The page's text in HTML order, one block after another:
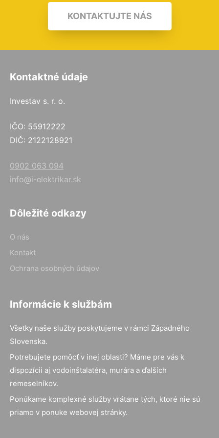
KONTAKTUJTE NÁS
Kontaktné údaje
Investav s. r. o.
IČO: 55912222
DIČ: 2122128921
0902 063 094
info@i-elektrikar.sk
Dôležité odkazy
O nás
Kontakt
Ochrana osobných údajov
Informácie k službám
Všetky naše služby poskytujeme v rámci Západného
Slovenska.
Potrebujete pomôcť v inej oblasti? Máme pre vás k
dispozícii aj vodoinštalatéra, murára a ďalších
remeselníkov.
Ponúkame komplexné služby vrátane tých, ktoré nie sú
priamo v ponuke webovej stránky.